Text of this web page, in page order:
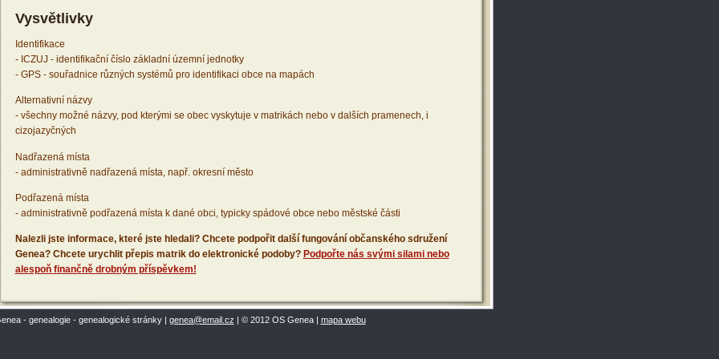
Vysvětlivky
Identifikace
- ICZUJ - identifikační číslo základní územní jednotky
- GPS - souřadnice různých systémů pro identifikaci obce na mapách
Alternativní názvy
- všechny možné názvy, pod kterými se obec vyskytuje v matrikách nebo v dalších pramenech, i
cizojazyčných
Nadřazená místa
- administrativně nadřazená místa, např. okresní město
Podřazená místa
- administrativně podřazená místa k dané obci, typicky spádové obce nebo městské části
Nalezli jste informace, které jste hledali? Chcete podpořit další fungování občanského sdružení
Genea? Chcete urychlit přepis matrik do elektronické podoby? Podpořte nás svými silami nebo
alespoň finančně drobným příspěvkem!
- genealogie - genealogické stránky | genea@email.cz | © 2012 OS Genea | mapa webu